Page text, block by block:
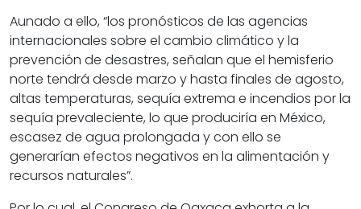
Aunado a ello, “los pronósticos de las agencias
internacionales sobre el cambio climático y la
prevención de desastres, señalan que el hemisferio
norte tendrá desde marzo y hasta finales de agosto,
altas temperaturas, sequía extrema e incendios por la
sequía prevaleciente, lo que produciría en México,
escasez de agua prolongada y con ello se
generarían efectos negativos en la alimentación y
recursos naturales”.